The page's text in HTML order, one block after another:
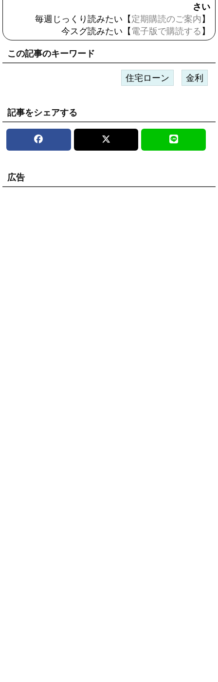
さい
毎週じっくり読みたい【 定期購読のご案内 】
今スグ読みたい【 電子版で購読する 】
この記事のキーワード
住宅ローン 金利
記事をシェアする
広告